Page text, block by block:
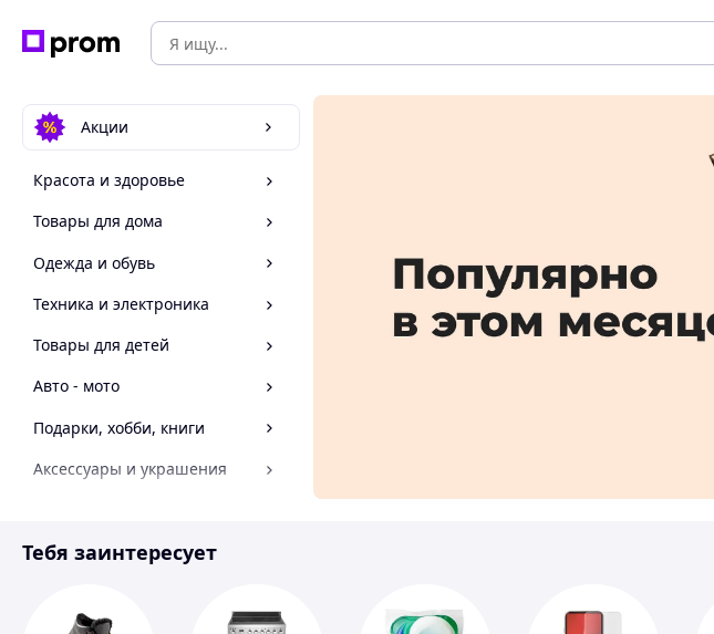
Акции
Красота и здоровье
Товары для дома
Одежда и обувь
Техника и электроника
Товары для детей
Авто - мото
Подарки, хобби, книги
Аксессуары и украшения
Спорт и отдых
Тебя заинтересует